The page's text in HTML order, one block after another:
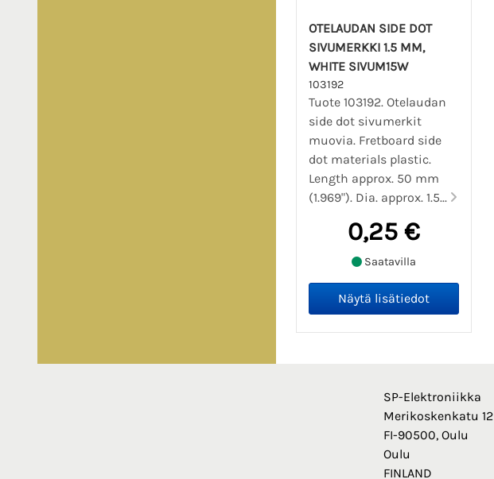
OTELAUDAN SIDE DOT
SIVUMERKKI 1.5 MM,
WHITE SIVUM15W
103192
Tuote 103192. Otelaudan
side dot sivumerkit
muovia. Fretboard side
dot materials plastic.
Length approx. 50 mm
(1.969"). Dia. approx. 1.5...
0,25 €
Saatavilla
SP-Elektroniikka
Merikoskenkatu 12
FI-90500, Oulu
Oulu
FINLAND